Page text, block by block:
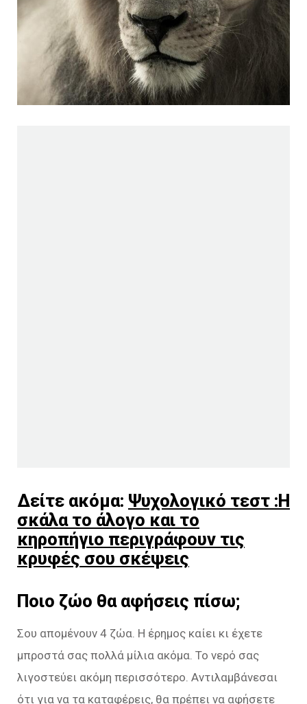
Δείτε ακόμα: Ψυχολογικό τεστ :Η
σκάλα το άλογο και το
κηροπήγιο περιγράφουν τις
κρυφές σου σκέψεις
Ποιο ζώο θα αφήσεις πίσω;
Σου απομένουν 4 ζώα. Η έρημος καίει κι έχετε
μπροστά σας πολλά μίλια ακόμα. Το νερό σας
λιγοστεύει ακόμη περισσότερο. Αντιλαμβάνεσαι
ότι για να τα καταφέρεις, θα πρέπει να αφήσετε